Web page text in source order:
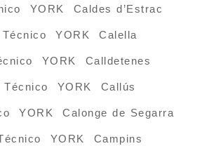
YORK Caldes d’Estrac
Técnico YORK Calella
YORK Calldetenes
Técnico YORK Callús
YORK Calonge de Segarra
YORK Campins